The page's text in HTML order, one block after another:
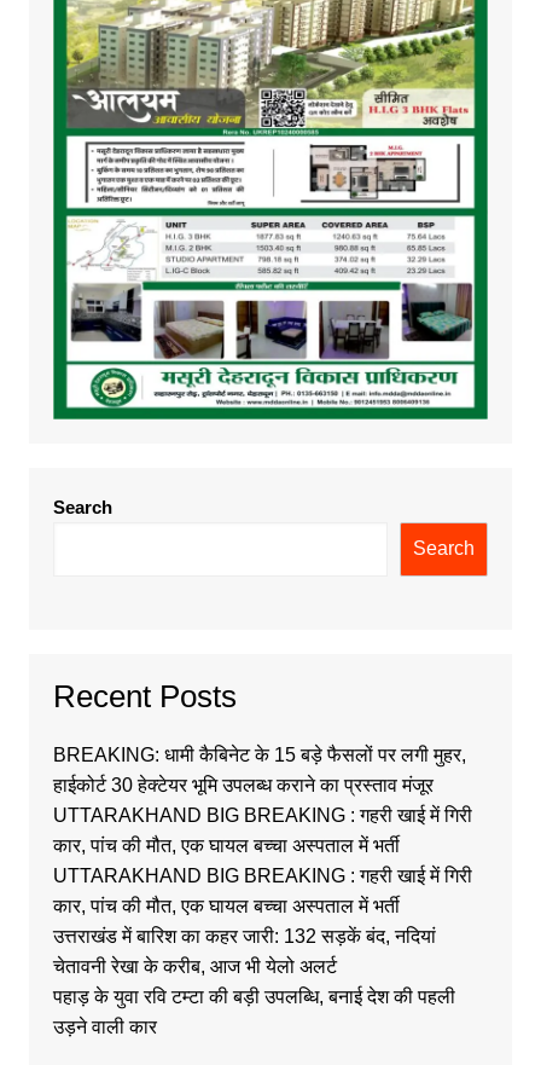
Search
Search
Recent Posts
BREAKING: धामी कैबिनेट के 15 बड़े फैसलों पर लगी मुहर,
हाईकोर्ट 30 हेक्टेयर भूमि उपलब्ध कराने का प्रस्ताव मंजूर
UTTARAKHAND BIG BREAKING : गहरी खाई में गिरी
कार, पांच की मौत, एक घायल बच्चा अस्पताल में भर्ती
UTTARAKHAND BIG BREAKING : गहरी खाई में गिरी
कार, पांच की मौत, एक घायल बच्चा अस्पताल में भर्ती
उत्तराखंड में बारिश का कहर जारी: 132 सड़कें बंद, नदियां
चेतावनी रेखा के करीब, आज भी येलो अलर्ट
पहाड़ के युवा रवि टम्टा की बड़ी उपलब्धि, बनाई देश की पहली
उड़ने वाली कार